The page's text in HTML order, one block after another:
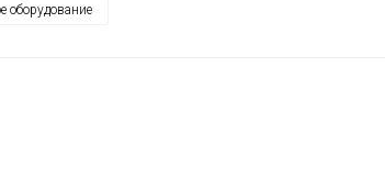
оборудование